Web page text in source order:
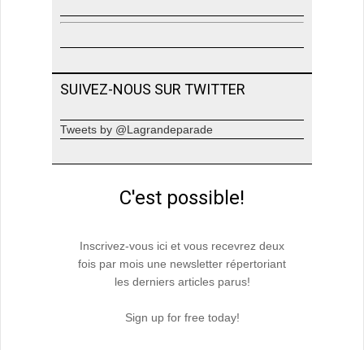
SUIVEZ-NOUS SUR TWITTER
Tweets by @Lagrandeparade
C'est possible!
Inscrivez-vous ici et vous recevrez deux
fois par mois une newsletter répertoriant
les derniers articles parus!
Sign up for free today!